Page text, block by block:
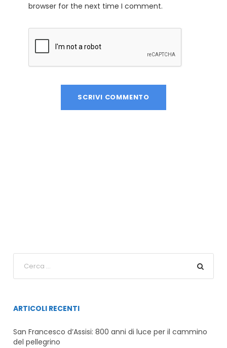
browser for the next time I comment.
ARTICOLI RECENTI
San Francesco d’Assisi: 800 anni di luce per il cammino
del pellegrino